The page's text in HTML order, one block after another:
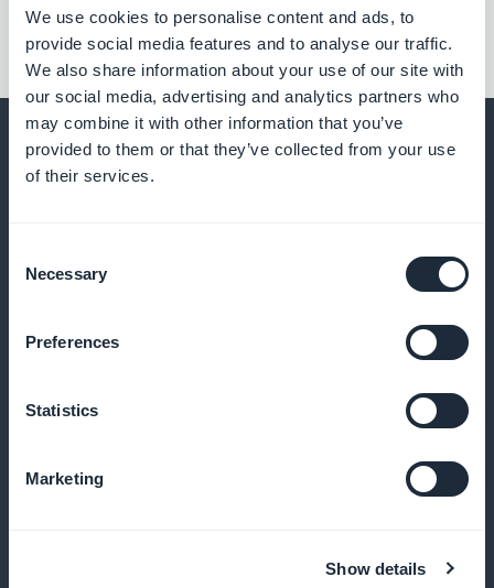
We use cookies to personalise content and ads, to
provide social media features and to analyse our traffic.
We also share information about your use of our site with
our social media, advertising and analytics partners who
may combine it with other information that you’ve
provided to them or that they’ve collected from your use
of their services.
Selection
Necessary
Preferences
Statistics
Marketing
Show details
Visualizzate le consultazioni, i temi e i tipi di file più